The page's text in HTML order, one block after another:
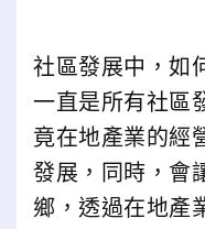
社區發展中，如
一直是所有社區
竟在地產業的經
發展，同時，會
鄉，透過在地產